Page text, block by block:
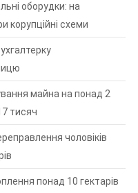
оборудки: на
корупційні схеми
майна на понад 2
тисяч
чоловіків
понад 10 гектарів